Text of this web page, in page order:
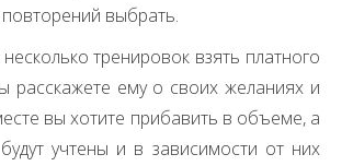
выбрать.
тренировок взять платного
расскажете ему о своих желаниях и
вы хотите прибавить в объеме, а
учтены и в зависимости от них